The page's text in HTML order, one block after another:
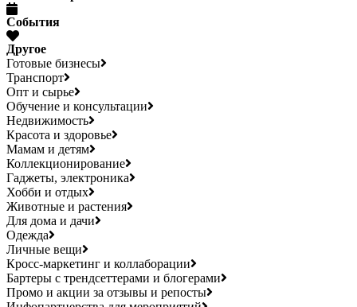
События
Другое
Готовые бизнесы
Транспорт
Опт и сырье
Обучение и консультации
Недвижимость
Красота и здоровье
Мамам и детям
Коллекционирование
Гаджеты, электроника
Хобби и отдых
Животные и растения
Для дома и дачи
Одежда
Личные вещи
Кросс-маркетинг и коллаборации
Бартеры с трендсеттерами и блогерами
Промо и акции за отзывы и репосты